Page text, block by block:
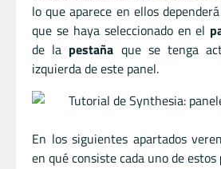
lo que aparece en ellos
que se haya seleccionado en el
de la pestaña que se tenga
izquierda de este panel.
En los siguientes apartados
en qué consiste cada uno de estos